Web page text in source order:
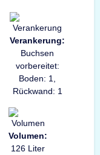
Verankerung:
Buchsen
vorbereitet:
Boden: 1,
Rückwand: 1
Volumen:
126 Liter